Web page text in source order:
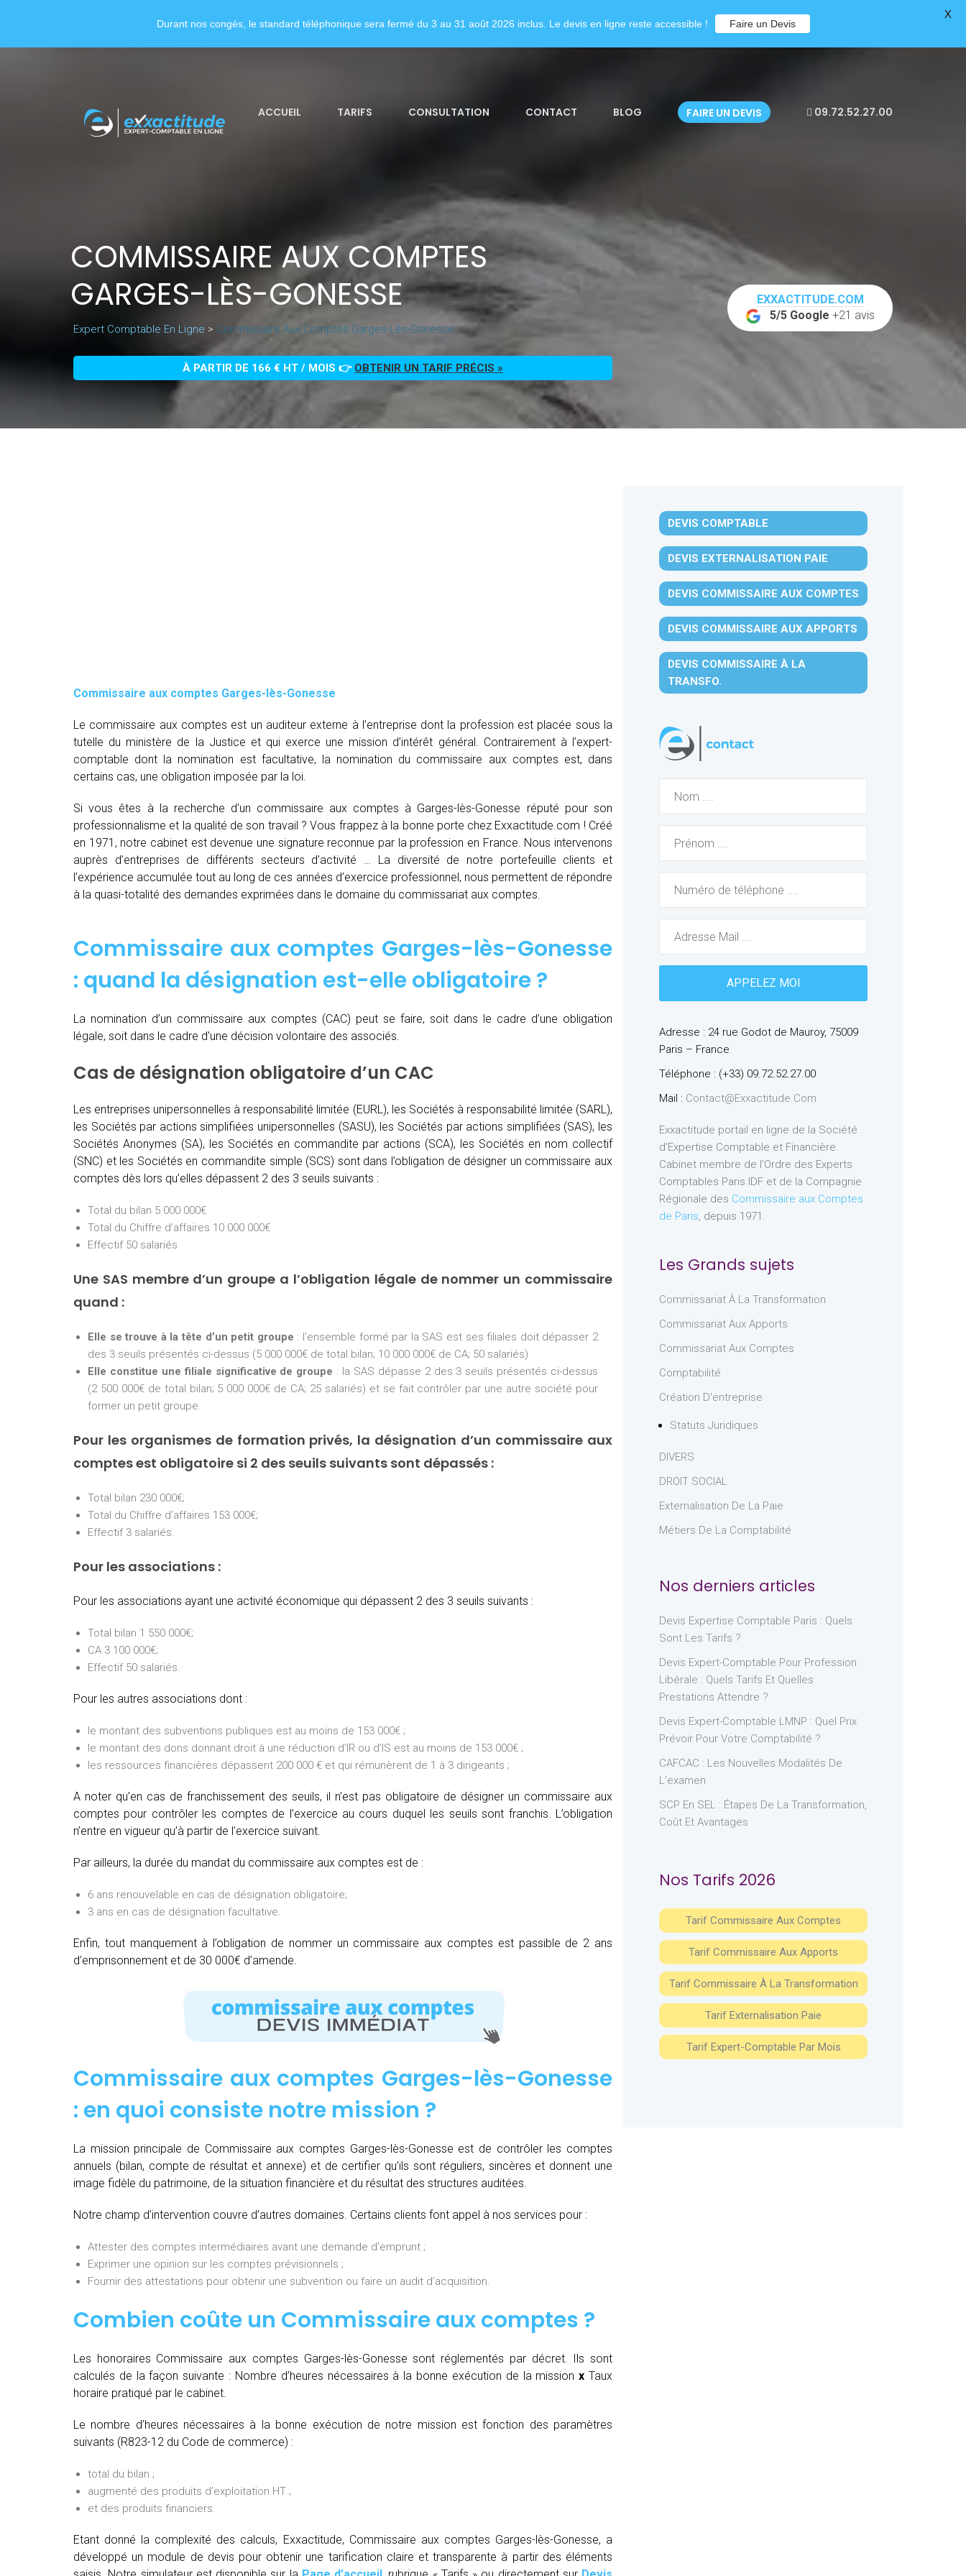
ACCUEIL TARIFS CONSULTATION CONTACT BLOG FAIRE UN DEVIS 09.72.52.27.00
COMMISSAIRE AUX COMPTES
GARGES-LÈS-GONESSE
Expert Comptable En Ligne > Commissaire Aux Comptes Garges-Lès-Gonesse
À PARTIR DE 166 € HT / MOIS 👉 OBTENIR UN TARIF PRÉCIS »
EXXACTITUDE.COM
5/5 Google +21 avis
Commissaire aux comptes Garges-lès-Gonesse
Le commissaire aux comptes est un auditeur externe à l’entreprise dont la profession est placée sous la
tutelle du ministère de la Justice et qui exerce une mission d’intérêt général. Contrairement à l’expert-
comptable dont la nomination est facultative, la nomination du commissaire aux comptes est, dans
certains cas, une obligation imposée par la loi.
Si vous êtes à la recherche d’un commissaire aux comptes à Garges-lès-Gonesse réputé pour son
professionnalisme et la qualité de son travail ? Vous frappez à la bonne porte chez Exxactitude.com ! Créé
en 1971, notre cabinet est devenue une signature reconnue par la profession en France. Nous intervenons
auprès d’entreprises de différents secteurs d’activité … La diversité de notre portefeuille clients et
l’expérience accumulée tout au long de ces années d’exercice professionnel, nous permettent de répondre
à la quasi-totalité des demandes exprimées dans le domaine du commissariat aux comptes.
Commissaire aux comptes Garges-lès-Gonesse
: quand la désignation est-elle obligatoire ?
La nomination d’un commissaire aux comptes (CAC) peut se faire, soit dans le cadre d’une obligation
légale, soit dans le cadre d’une décision volontaire des associés.
Cas de désignation obligatoire d’un CAC
Les entreprises unipersonnelles à responsabilité limitée (EURL), les Sociétés à responsabilité limitée (SARL),
les Sociétés par actions simplifiées unipersonnelles (SASU), les Sociétés par actions simplifiées (SAS), les
Sociétés Anonymes (SA), les Sociétés en commandite par actions (SCA), les Sociétés en nom collectif
(SNC) et les Sociétés en commandite simple (SCS) sont dans l’obligation de désigner un commissaire aux
comptes dès lors qu’elles dépassent 2 des 3 seuils suivants :
Total du bilan 5 000 000€
Total du Chiffre d’affaires 10 000 000€
Effectif 50 salariés
Une SAS membre d’un groupe a l’obligation légale de nommer un commissaire
quand :
Elle se trouve à la tête d’un petit groupe : l’ensemble formé par la SAS est ses filiales doit dépasser 2
des 3 seuils présentés ci-dessus (5 000 000€ de total bilan; 10 000 000€ de CA; 50 salariés)
Elle constitue une filiale significative de groupe : la SAS dépasse 2 des 3 seuils présentés ci-dessus
(2 500 000€ de total bilan; 5 000 000€ de CA; 25 salariés) et se fait contrôler par une autre société pour
former un petit groupe.
Pour les organismes de formation privés, la désignation d’un commissaire aux
comptes est obligatoire si 2 des seuils suivants sont dépassés :
Total bilan 230 000€;
Total du Chiffre d’affaires 153 000€;
Effectif 3 salariés.
Pour les associations :
Pour les associations ayant une activité économique qui dépassent 2 des 3 seuils suivants :
Total bilan 1 550 000€;
CA 3 100 000€;
Effectif 50 salariés.
Pour les autres associations dont :
le montant des subventions publiques est au moins de 153 000€ ;
le montant des dons donnant droit à une réduction d’IR ou d’IS est au moins de 153 000€ ;
les ressources financières dépassent 200 000 € et qui rémunèrent de 1 à 3 dirigeants ;
A noter qu’en cas de franchissement des seuils, il n’est pas obligatoire de désigner un commissaire aux
comptes pour contrôler les comptes de l’exercice au cours duquel les seuils sont franchis. L’obligation
n’entre en vigueur qu’à partir de l’exercice suivant.
Par ailleurs, la durée du mandat du commissaire aux comptes est de :
6 ans renouvelable en cas de désignation obligatoire;
3 ans en cas de désignation facultative.
Enfin, tout manquement à l’obligation de nommer un commissaire aux comptes est passible de 2 ans
d’emprisonnement et de 30 000€ d’amende.
Commissaire aux comptes Garges-lès-Gonesse
: en quoi consiste notre mission ?
La mission principale de Commissaire aux comptes Garges-lès-Gonesse est de contrôler les comptes
annuels (bilan, compte de résultat et annexe) et de certifier qu’ils sont réguliers, sincères et donnent une
image fidèle du patrimoine, de la situation financière et du résultat des structures auditées.
Notre champ d’intervention couvre d’autres domaines. Certains clients font appel à nos services pour :
Attester des comptes intermédiaires avant une demande d’emprunt ;
Exprimer une opinion sur les comptes prévisionnels ;
Fournir des attestations pour obtenir une subvention ou faire un audit d’acquisition.
Combien coûte un Commissaire aux comptes ?
Les honoraires Commissaire aux comptes Garges-lès-Gonesse sont réglementés par décret. Ils sont
calculés de la façon suivante : Nombre d’heures nécessaires à la bonne exécution de la missionx Taux
horaire pratiqué par le cabinet.
Le nombre d’heures nécessaires à la bonne exécution de notre mission est fonction des paramètres
suivants (R823-12 du Code de commerce) :
total du bilan ;
augmenté des produits d’exploitation HT ;
et des produits financiers.
Etant donné la complexité des calculs, Exxactitude, Commissaire aux comptes Garges-lès-Gonesse, a
développé un module de devis pour obtenir une tarification claire et transparente à partir des éléments
DEVIS COMPTABLE
DEVIS EXTERNALISATION PAIE
DEVIS COMMISSAIRE AUX COMPTES
DEVIS COMMISSAIRE AUX APPORTS
DEVIS COMMISSAIRE À LA
TRANSFO.
Adresse : 24 rue Godot de Mauroy, 75009
Paris – France
Téléphone : (+33) 09.72.52.27.00
Mail : Contact@exxactitude.com
Exxactitude portail en ligne de la Société
d’Expertise Comptable et Financière.
Cabinet membre de l’Ordre des Experts
Comptables Paris IDF et de la Compagnie
Régionale des Commissaire aux Comptes
de Paris, depuis 1971.
Les Grands sujets
Commissariat À La Transformation
Commissariat Aux Apports
Commissariat Aux Comptes
Comptabilité
Création D'entreprise
Statuts Juridiques
DIVERS
DROIT SOCIAL
Externalisation De La Paie
Métiers De La Comptabilité
Nos derniers articles
Devis Expertise Comptable Paris : Quels
Sont Les Tarifs ?
Devis Expert-Comptable Pour Profession
Libérale : Quels Tarifs Et Quelles
Prestations Attendre ?
Devis Expert-Comptable LMNP : Quel Prix
Prévoir Pour Votre Comptabilité ?
CAFCAC : Les Nouvelles Modalités De
L’examen
SCP En SEL : Étapes De La Transformation,
Coût Et Avantages
Nos Tarifs 2026
Tarif Commissaire Aux Comptes
Tarif Commissaire Aux Apports
Tarif Commissaire À La Transformation
Tarif Externalisation Paie
Tarif Expert-Comptable Par Mois
Durant nos congés, le standard téléphonique sera fermé du 3 au 31 août 2026 inclus. Le devis en ligne reste accessible ! Faire un Devis
X